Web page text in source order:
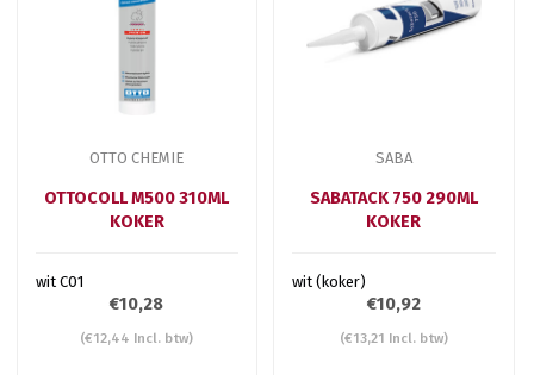
OTTO CHEMIE
OTTOCOLL M500 310ML
KOKER
wit C01
€10,28
(€12,44 Incl. btw)
SABA
SABATACK 750 290ML
KOKER
wit (koker)
€10,92
(€13,21 Incl. btw)